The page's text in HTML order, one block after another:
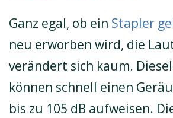
Ganz egal, ob ein Stapler
neu erworben wird, die
verändert sich kaum.
können schnell einen
bis zu 105 dB aufweisen.